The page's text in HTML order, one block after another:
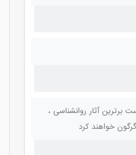
برترین آثار روانشناسی ،
خواهند کرد